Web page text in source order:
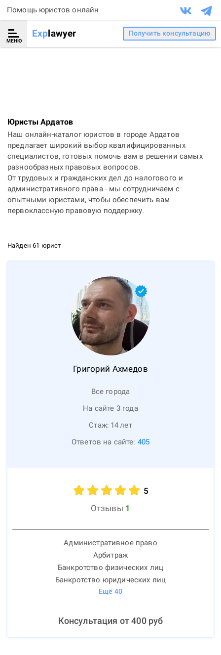
Помощь юристов онлайн
МЕНЮ
Explawyer Получить консультацию
Юристы Ардатов
Наш онлайн-каталог юристов в городе Ардатов
предлагает широкий выбор квалифицированных
специалистов, готовых помочь вам в решении самых
разнообразных правовых вопросов.
От трудовых и гражданских дел до налогового и
административного права - мы сотрудничаем с
опытными юристами, чтобы обеспечить вам
первоклассную правовую поддержку.
Найден 61 юрист
Григорий Ахмедов
Все города
На сайте 3 года
Стаж: 14лет
Ответов на сайте: 405
5
Отзывы 1
Административное право
Арбитраж
Банкротство физических лиц
Банкротство юридических лиц
Ещё 40
Консультация от400руб